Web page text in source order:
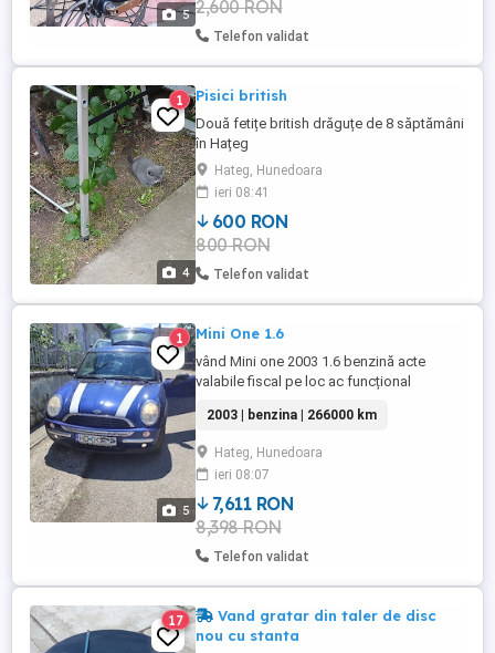
5
32,disc180 160.Accesorii
suplimentare:lumina fata spate incarcare
USB.Bicicleta impecabila.Pret ...
2,600 RON
Telefon validat
4
1 Pisici british
Două fetițe british drăguțe de 8 săptămâni
în Hațeg
Hateg, Hunedoara
ieri 08:41
600 RON
800 RON
Telefon validat
5
1 Mini One 1.6
vând Mini one 2003 1.6 benzină acte
valabile fiscal pe loc ac funcțional
telefon
2003 | benzina | 266000 km
Hateg, Hunedoara
ieri 08:07
7,611 RON
8,398 RON
Telefon validat
17
Vand gratar din taler de disc
nou cu stanta